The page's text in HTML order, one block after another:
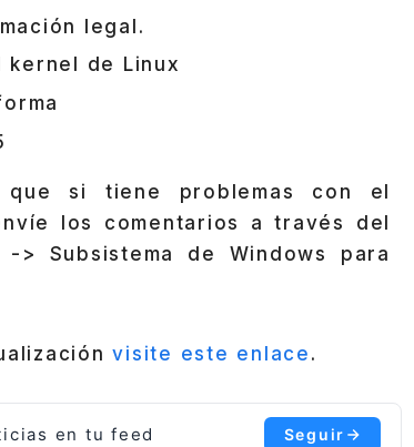
legal.
de Linux
si tiene problemas con el
los comentarios a través del
> Subsistema de Windows para
visite este enlace .
en tu feed Seguir